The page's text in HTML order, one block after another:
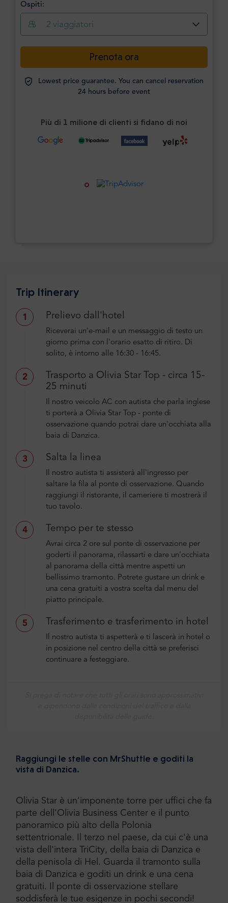
Ospiti:
2 viaggiatori
Prenota ora
Lowest price guarantee. You can cancel reservation
24 hours before event
Più di 1 milione di clienti si fidano di noi
Trip Itinerary
1 Prelievo dall'hotel
Riceverai un'e-mail e un messaggio di testo un
giorno prima con l'orario esatto di ritiro. Di
solito, è intorno alle 16:30 - 16:45.
2
Trasporto a Olivia Star Top - circa 15-
25 minuti
Il nostro veicolo AC con autista che parla inglese
ti porterà a Olivia Star Top - ponte di
osservazione quando potrai dare un'occhiata alla
baia di Danzica.
3 Salta la linea
Il nostro autista ti assisterà all'ingresso per
saltare la fila al ponte di osservazione. Quando
raggiungi il ristorante, il cameriere ti mostrerà il
tuo tavolo.
4 Tempo per te stesso
Avrai circa 2 ore sul ponte di osservazione per
goderti il panorama, rilassarti e dare un'occhiata
al panorama della città mentre aspetti un
bellissimo tramonto. Potrete gustare un drink e
una cena gratuiti a vostra scelta dal menu del
piatto principale.
5 Trasferimento e trasferimento in hotel
Il nostro autista ti aspetterà e ti lascerà in hotel o
in posizione nel centro della città se preferisci
continuare a festeggiare.
Raggiungi le stelle con MrShuttle e goditi la
vista di Danzica.
Olivia Star è un'imponente torre per uffici che fa
parte dell'Olivia Business Center e il punto
panoramico più alto della Polonia
settentrionale. Il terzo nel paese, da cui c'è una
vista dell'intera TriCity, della baia di Danzica e
della penisola di Hel. Guarda il tramonto sulla
baia di Danzica e goditi un drink e una cena
gratuiti. Il ponte di osservazione stellare
soddisferà le tue esigenze in pochi secondi!